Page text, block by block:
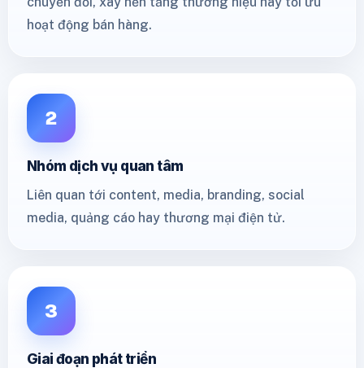
hoạt động bán hàng.
2
Nhóm dịch vụ quan tâm
Liên quan tới content, media, branding, social
media, quảng cáo hay thương mại điện tử.
3
Giai đoạn phát triển